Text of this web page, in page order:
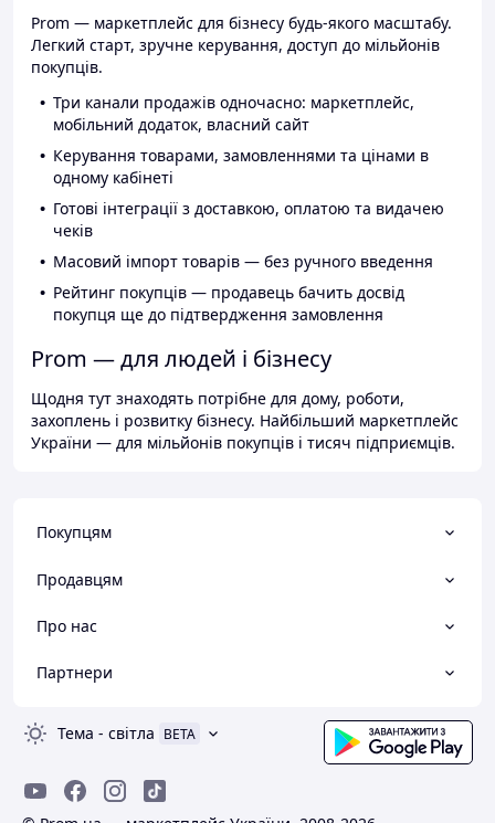
Prom — маркетплейс для бізнесу будь-якого масштабу.
Легкий старт, зручне керування, доступ до мільйонів
покупців.
Три канали продажів одночасно: маркетплейс,
мобільний додаток, власний сайт
Керування товарами, замовленнями та цінами в
одному кабінеті
Готові інтеграції з доставкою, оплатою та видачею
чеків
Масовий імпорт товарів — без ручного введення
Рейтинг покупців — продавець бачить досвід
покупця ще до підтвердження замовлення
Prom — для людей і бізнесу
Щодня тут знаходять потрібне для дому, роботи,
захоплень і розвитку бізнесу. Найбільший маркетплейс
України — для мільйонів покупців і тисяч підприємців.
Покупцям
Продавцям
Про нас
Партнери
Тема - світла BETA